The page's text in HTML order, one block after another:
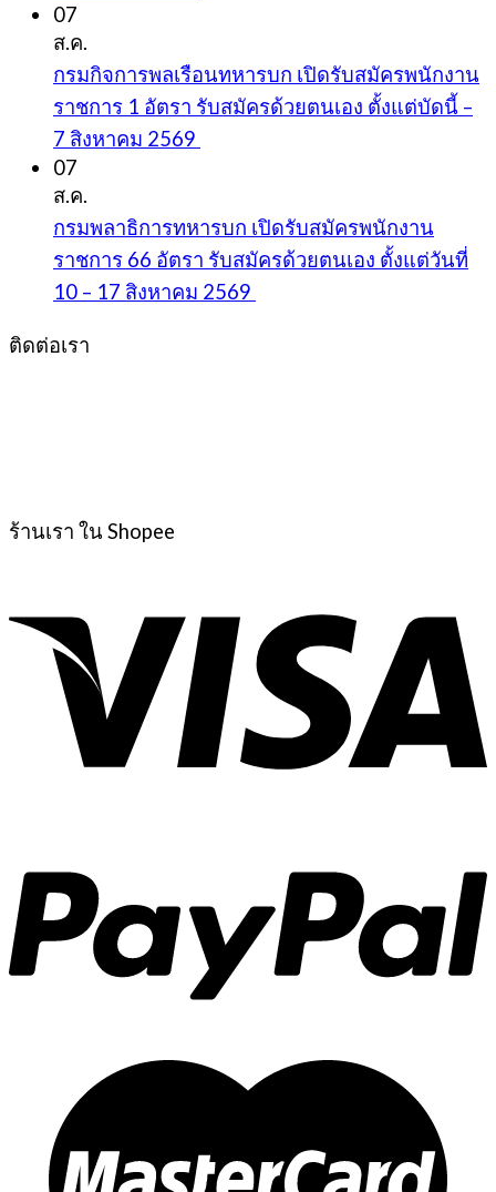
07
ส.ค.
กรมกิจการพลเรือนทหารบก เปิดรับสมัครพนักงาน
ราชการ 1 อัตรา รับสมัครด้วยตนเอง ตั้งแต่บัดนี้ –
7 สิงหาคม 2569
07
ส.ค.
กรมพลาธิการทหารบก เปิดรับสมัครพนักงาน
ราชการ 66 อัตรา รับสมัครด้วยตนเอง ตั้งแต่วันที่
10 – 17 สิงหาคม 2569
ติดต่อเรา
ร้านเรา ใน Shopee